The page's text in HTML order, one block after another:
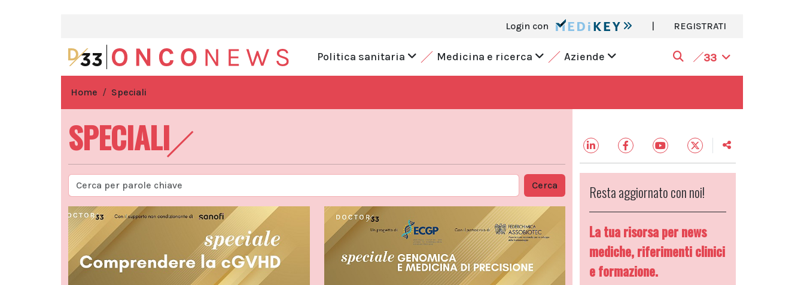
Login con | REGISTRATI
Politica sanitaria Medicina e ricerca Aziende 33
Home Speciali
SPECIALI
Cerca Resta aggiornato con noi!
La tua risorsa per news
mediche, riferimenti clinici
e formazione.